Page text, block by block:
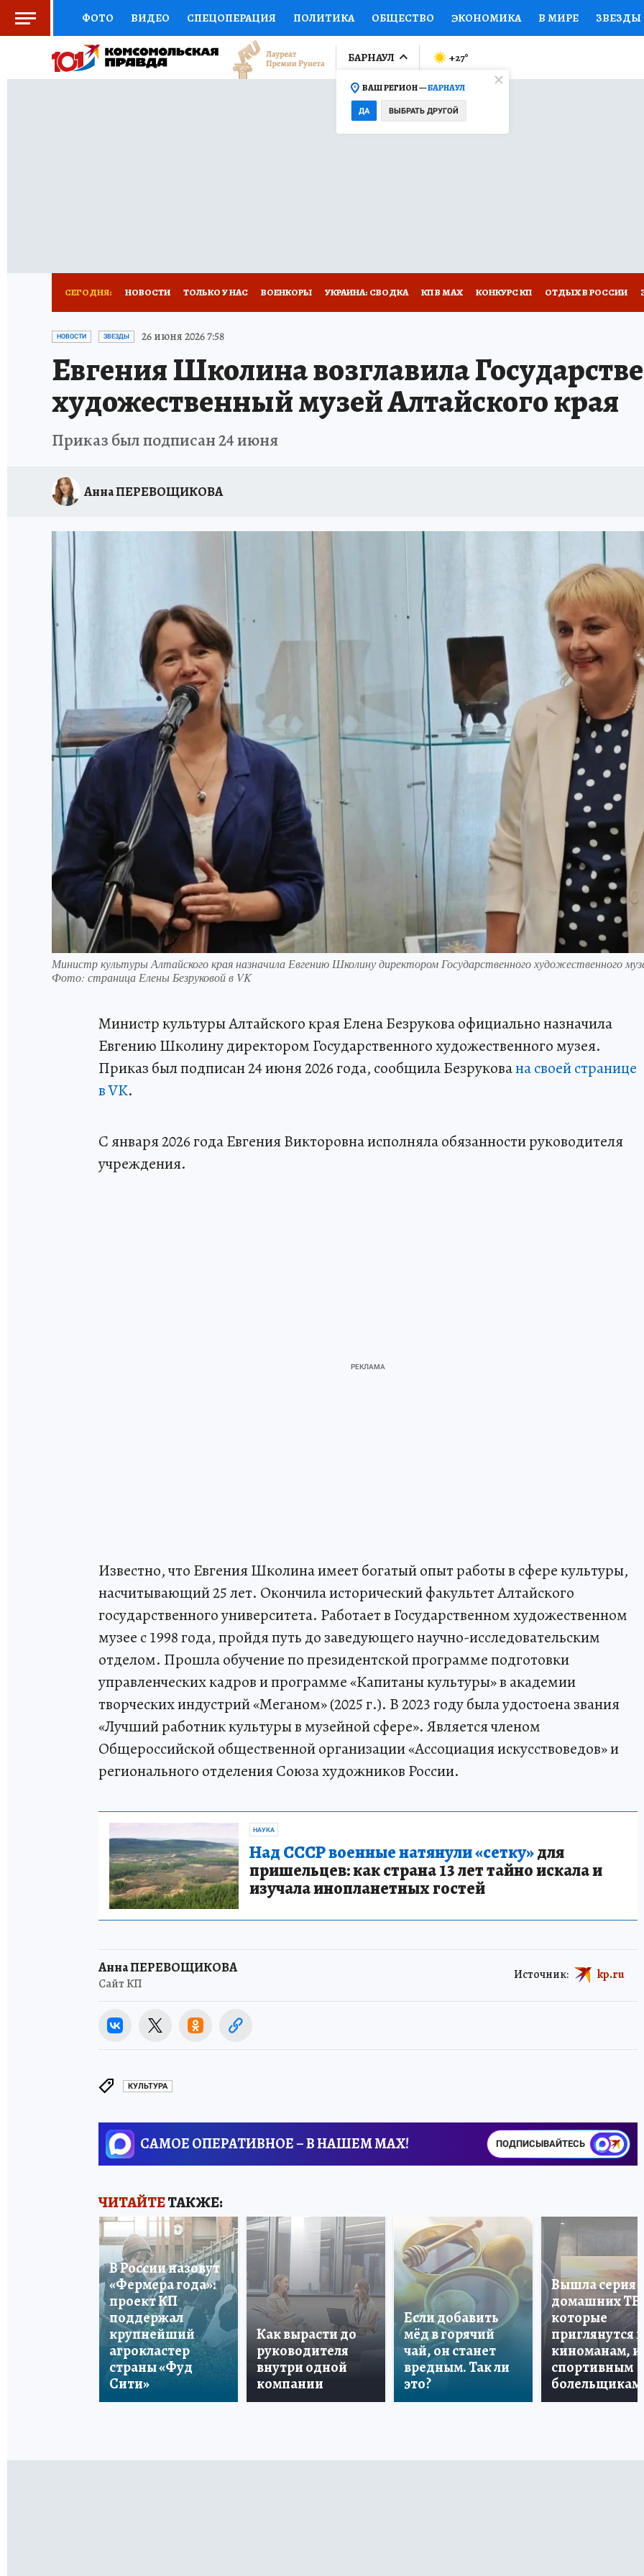
ФОТО ВИДЕО СПЕЦОПЕРАЦИЯ ПОЛИТИКА ОБЩЕСТВО ЭКОНОМИКА В МИРЕ ЗВЕЗДЫ
СОЦПОДДЕРЖКА НАУКА СПОРТ КОЛУМНИСТЫ ПРОИСШЕСТВИЯ
ОТКРЫВАЕМ МИР Я ЗНАЮ
ПРОМОКОДЫ СЕРИАЛЫ
БАРНАУЛ
ВАШ РЕГИОН —БАРНАУЛ
ДА ВЫБРАТЬ ДРУГОЙ
+27°
СЕГОДНЯ: НОВОСТИ ТОЛЬКО У НАС ВОЕНКОРЫ УКРАИНА: СВОДКА КП В МАХ КОНКУРС КП ОТДЫХ В РОССИИ
АФИША ИСПЫТАНО НА СЕБЕ
НОВОСТИ ЗВЕЗДЫ 26 июня 2026 7:58
Евгения Школина возглавила
художественный музей Алтайского края
Приказ был подписан 24 июня
Анна ПЕРЕВОЩИКОВА
Министр культуры Алтайского края назначила Евгению Школину директором Государственного художественного
Фото: страница Елены Безруковой в VK
Министр культуры Алтайского края Елена Безрукова официально назначила
Евгению Школину директором Государственного художественного музея.
Приказ был подписан 24 июня 2026 года, сообщила Безрукована своей странице
в VK.
С января 2026 года Евгения Викторовна исполняла обязанности руководителя
учреждения.
Известно, что Евгения Школина имеет богатый опыт работы в сфере культуры,
насчитывающий 25 лет. Окончила исторический факультет Алтайского
государственного университета. Работает в Государственном художественном
музее с 1998 года, пройдя путь до заведующего научно-исследовательским
отделом. Прошла обучение по президентской программе подготовки
управленческих кадров и программе «Капитаны культуры» в академии
творческих индустрий «Меганом» (2025 г.). В 2023 году была удостоена звания
«Лучший работник культуры в музейной сфере». Является членом
Общероссийской общественной организации «Ассоциация искусствоведов» и
регионального отделения Союза художников России.
НАУКА
Над СССР военные натянули «сетку»для
пришельцев: как страна 13 лет тайно искала и
изучала инопланетных гостей
Анна ПЕРЕВОЩИКОВА
Сайт КП
Источник: kp.ru
КУЛЬТУРА
САМОЕ ОПЕРАТИВНОЕ – В НАШЕМ MAX! ПОДПИСЫВАЙТЕСЬ
ЧИТАЙТЕТАКЖЕ:
В России назовут
«Фермера года»:
проект КП
поддержал
крупнейший
агрокластер
страны «Фуд
Сити»
Как вырасти до
руководителя
внутри одной
компании
Если добавить
мёд в горячий
чай, он станет
вредным. Так ли
это?
Вышла серия
домашних ТВ,
которые
приглянутся и
киноманам, и
спортивным
болельщикам